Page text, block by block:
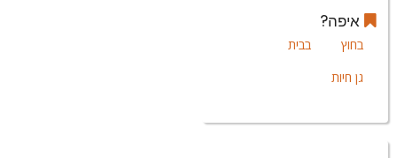
איפה?
בחוץ
בבית
גן חיות